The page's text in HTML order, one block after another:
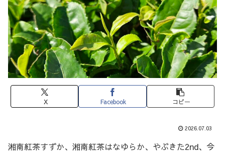
X Facebook コピー
2026.07.03
湘南紅茶すずか、湘南紅茶はなゆらか、やぶきた2nd、今